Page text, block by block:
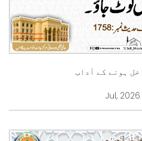
ہونے کے آداب